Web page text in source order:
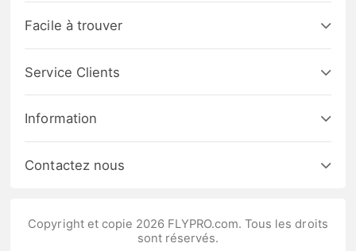
Facile à trouver
Service Clients
Information
Contactez nous
Copyright et copie 2026 FLYPRO.com. Tous les droits
sont réservés.